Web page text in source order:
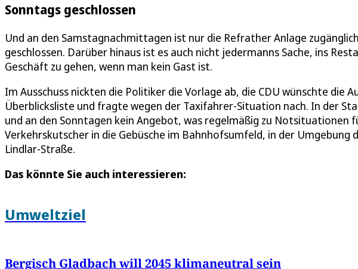
Sonntags geschlossen
Und an den Samstagnachmittagen ist nur die Refrather Anlage
geschlossen. Darüber hinaus ist es auch nicht jedermanns Sache, ins
Geschäft zu gehen, wenn man kein Gast ist.
Im Ausschuss nickten die Politiker die Vorlage ab, die CDU wünschte die
Überblicksliste und fragte wegen der Taxifahrer-Situation nach. In der
und an den Sonntagen kein Angebot, was regelmäßig zu Notsituationen
Verkehrskutscher in die Gebüsche im Bahnhofsumfeld, in der Umgebung
Lindlar-Straße.
Das könnte Sie auch interessieren:
Umweltziel
Bergisch Gladbach will 2045 klimaneutral sein